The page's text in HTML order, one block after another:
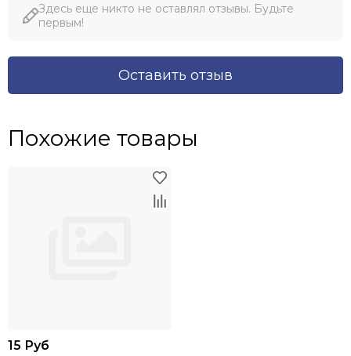
Здесь еще никто не оставлял отзывы. Будьте
первым!
Оставить отзыв
Похожие товары
15 Руб